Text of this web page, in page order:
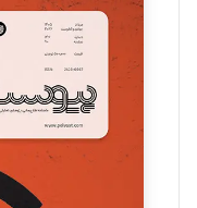
سروش
تحریریه
مینا پاکدل